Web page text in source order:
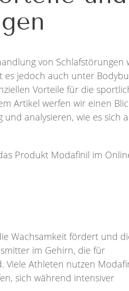
von Schlafstörungen
es jedoch auch unter
Vorteile für die
Artikel werfen wir einen
analysieren, wie es sich
Produkt Modafinil im
Wachsamkeit fördert und
im Gehirn, die für
Viele Athleten nutzen
sich während intensiver